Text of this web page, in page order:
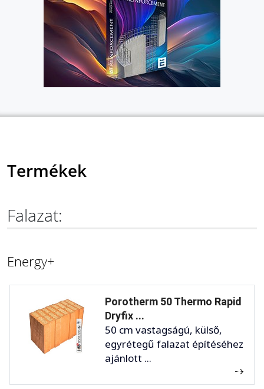
Termékek
Falazat:
Energy+
Porotherm 50 Thermo Rapid
Dryfix ...
50 cm vastagságú, külső,
egyrétegű falazat építéséhez
ajánlott ...